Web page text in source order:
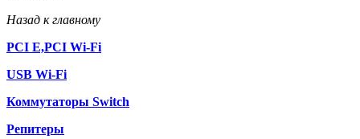
Назад к главному
PCI E,PCI Wi-Fi
USB Wi-Fi
Коммутаторы Switch
Репитеры